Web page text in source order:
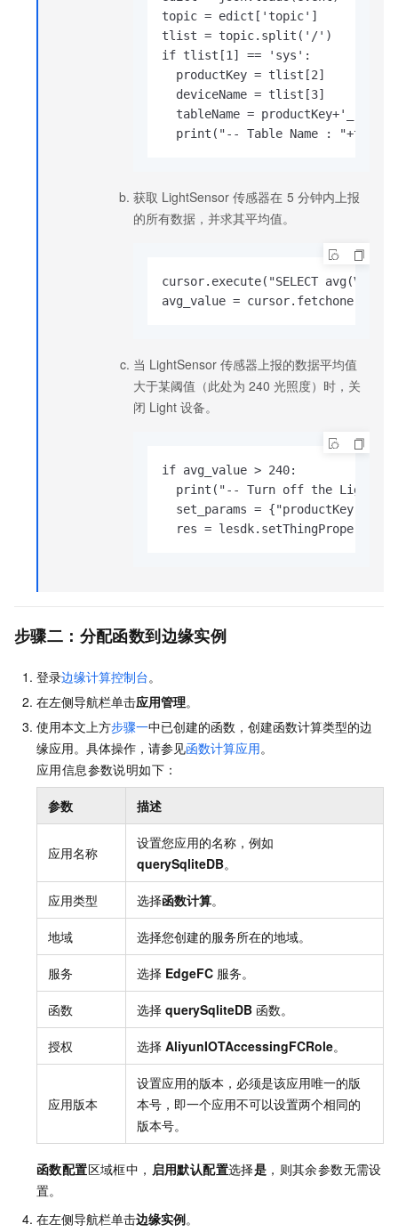
topic = edict['topic']
tlist = topic.split('/')
if tlist[1] == 'sys':
  productKey = tlist[2]
  deviceName = tlist[3]
tableName =
print("-- Table Name :
获取 LightSensor 传感器在 5 分钟内上报
的所有数据，并求其平均值。
cursor.execute("SELECT
avg_value = cursor.fetchone()[0]
当 LightSensor 传感器上报的数据平均值
大于某阈值（此处为 240 光照度）时，关
闭 Light 设备。
if avg_value > 240:
  print("-- Turn off the Light.")
set_params = {"productKey":
res =
步骤二：分配函数到边缘实例
登录边缘计算控制台。
在左侧导航栏单击应用管理。
使用本文上方步骤一中已创建的函数，创建函数计算类型的边
缘应用。具体操作，请参见函数计算应用。
应用信息参数说明如下：
参数 描述
应用名称
设置您应用的名称，例如
querySqliteDB。
应用类型 选择函数计算。
地域 选择您创建的服务所在的地域。
服务 选择 EdgeFC 服务。
函数 选择 querySqliteDB 函数。
授权 选择 AliyunIOTAccessingFCRole。
应用版本
设置应用的版本，必须是该应用唯一的版
本号，即一个应用不可以设置两个相同的
版本号。
函数配置区域框中， 启用默认配置选择是 ，则其余参数无需设
置。
在左侧导航栏单击边缘实例。